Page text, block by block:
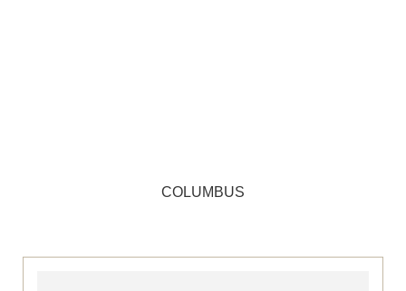
COLUMBUS